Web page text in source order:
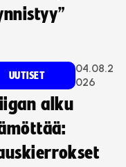
UUTISET
04.08.2
026
alku